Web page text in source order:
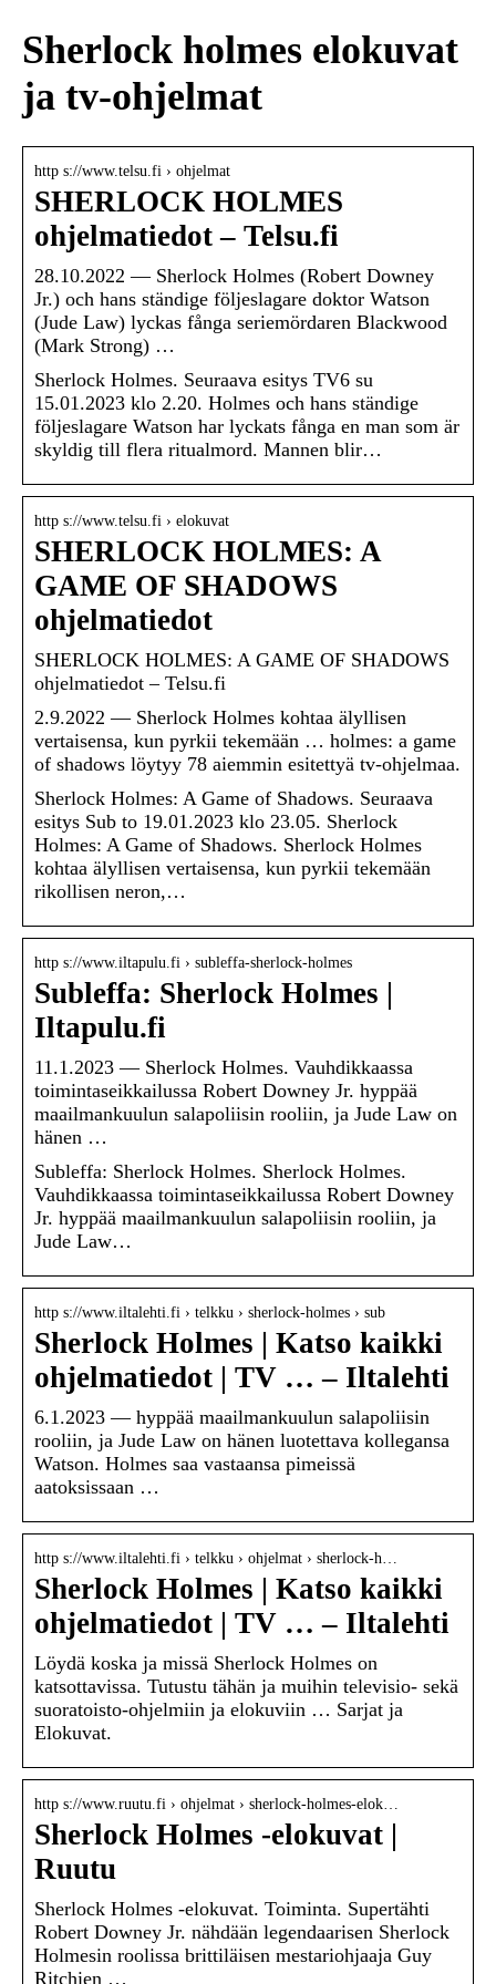
Sherlock holmes elokuvat
ja tv-ohjelmat
http s://www.telsu.fi › ohjelmat
SHERLOCK HOLMES
ohjelmatiedot – Telsu.fi
28.10.2022 — Sherlock Holmes (Robert Downey
Jr.) och hans ständige följeslagare doktor Watson
(Jude Law) lyckas fånga seriemördaren Blackwood
(Mark Strong) …
Sherlock Holmes. Seuraava esitys TV6 su
15.01.2023 klo 2.20. Holmes och hans ständige
följeslagare Watson har lyckats fånga en man som är
skyldig till flera ritualmord. Mannen blir…
http s://www.telsu.fi › elokuvat
SHERLOCK HOLMES: A
GAME OF SHADOWS
ohjelmatiedot
SHERLOCK HOLMES: A GAME OF SHADOWS
ohjelmatiedot – Telsu.fi
2.9.2022 — Sherlock Holmes kohtaa älyllisen
vertaisensa, kun pyrkii tekemään … holmes: a game
of shadows löytyy 78 aiemmin esitettyä tv-ohjelmaa.
Sherlock Holmes: A Game of Shadows. Seuraava
esitys Sub to 19.01.2023 klo 23.05. Sherlock
Holmes: A Game of Shadows. Sherlock Holmes
kohtaa älyllisen vertaisensa, kun pyrkii tekemään
rikollisen neron,…
http s://www.iltapulu.fi › subleffa-sherlock-holmes
Subleffa: Sherlock Holmes |
Iltapulu.fi
11.1.2023 — Sherlock Holmes. Vauhdikkaassa
toimintaseikkailussa Robert Downey Jr. hyppää
maailmankuulun salapoliisin rooliin, ja Jude Law on
hänen …
Subleffa: Sherlock Holmes. Sherlock Holmes.
Vauhdikkaassa toimintaseikkailussa Robert Downey
Jr. hyppää maailmankuulun salapoliisin rooliin, ja
Jude Law…
http s://www.iltalehti.fi › telkku › sherlock-holmes › sub
Sherlock Holmes | Katso kaikki
ohjelmatiedot | TV … – Iltalehti
6.1.2023 — hyppää maailmankuulun salapoliisin
rooliin, ja Jude Law on hänen luotettava kollegansa
Watson. Holmes saa vastaansa pimeissä
aatoksissaan …
http s://www.iltalehti.fi › telkku › ohjelmat › sherlock-h…
Sherlock Holmes | Katso kaikki
ohjelmatiedot | TV … – Iltalehti
Löydä koska ja missä Sherlock Holmes on
katsottavissa. Tutustu tähän ja muihin televisio- sekä
suoratoisto-ohjelmiin ja elokuviin … Sarjat ja
Elokuvat.
http s://www.ruutu.fi › ohjelmat › sherlock-holmes-elok…
Sherlock Holmes -elokuvat |
Ruutu
Sherlock Holmes -elokuvat. Toiminta. Supertähti
Robert Downey Jr. nähdään legendaarisen Sherlock
Holmesin roolissa brittiläisen mestariohjaaja Guy
Ritchien …